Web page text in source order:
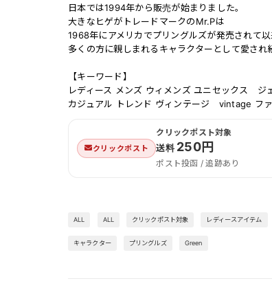
日本では1994年から販売が始まりました。
大きなヒゲがトレードマークのMr.Pは
1968年にアメリカでプリングルズが発売されて以
多くの方に親しまれるキャラクターとして愛され
【キーワード】
レディース メンズ ウィメンズ ユニセックス ジ
カジュアル トレンド ヴィンテージ vintage フ
クリックポスト
クリックポスト対象
送料250円
ポスト投函 / 追跡あり
ALL ALL クリックポスト対象 レディースアイテム
キャラクター プリングルズ Green